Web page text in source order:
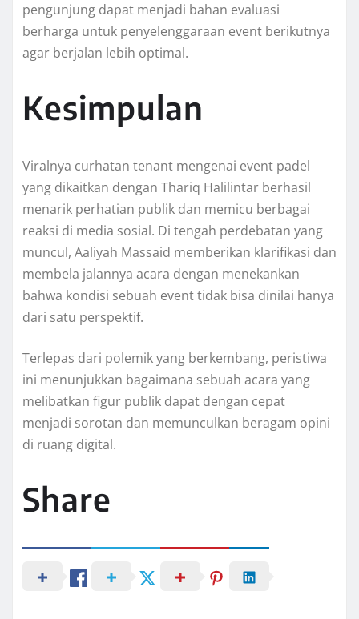
pengunjung dapat menjadi bahan evaluasi
berharga untuk penyelenggaraan event berikutnya
agar berjalan lebih optimal.
Kesimpulan
Viralnya curhatan tenant mengenai event padel
yang dikaitkan dengan Thariq Halilintar berhasil
menarik perhatian publik dan memicu berbagai
reaksi di media sosial. Di tengah perdebatan yang
muncul, Aaliyah Massaid memberikan klarifikasi dan
membela jalannya acara dengan menekankan
bahwa kondisi sebuah event tidak bisa dinilai hanya
dari satu perspektif.
Terlepas dari polemik yang berkembang, peristiwa
ini menunjukkan bagaimana sebuah acara yang
melibatkan figur publik dapat dengan cepat
menjadi sorotan dan memunculkan beragam opini
di ruang digital.
Share